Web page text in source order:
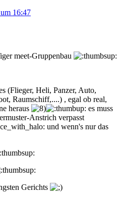
16:47
meet-Gruppenbau
(Flieger, Heli, Panzer, Auto,
Raumschiff,....) , egal ob real,
heraus
es muss
Anstrich verpasst
und wenn's nur das
Gerichts